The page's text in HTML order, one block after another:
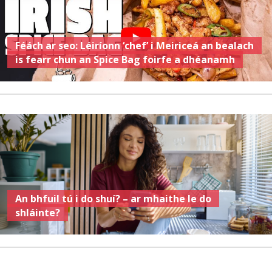
Féách ar seo: Léiríonn ‘chef’ i Meiriceá an bealach
is fearr chun an Spice Bag foirfe a dhéanamh
An bhfuil tú i do shuí? – ar mhaithe le do
shláinte?